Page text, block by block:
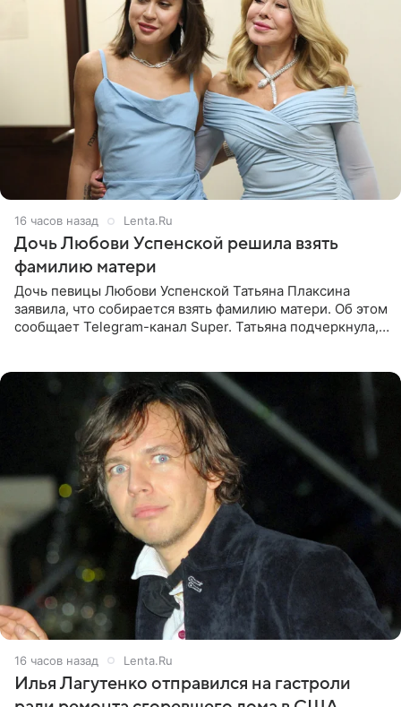
16 часов назад Lenta.Ru
Дочь Любови Успенской решила взять
фамилию матери
Дочь певицы Любови Успенской Татьяна Плаксина
заявила, что собирается взять фамилию матери. Об этом
сообщает Telegram-канал Super. Татьяна подчеркнула,
16 часов назад Lenta.Ru
Илья Лагутенко отправился на гастроли